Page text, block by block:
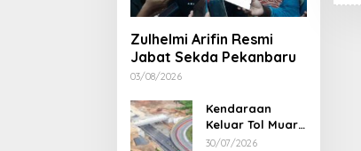
Zulhelmi Arifin Resmi
Jabat Sekda Pekanbaru
03/08/2026
Kendaraan
Keluar Tol Muara
Fajar Dialihkan
30/07/2026